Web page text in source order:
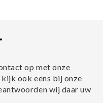
op met onze
ook eens bij onze
wij daar uw